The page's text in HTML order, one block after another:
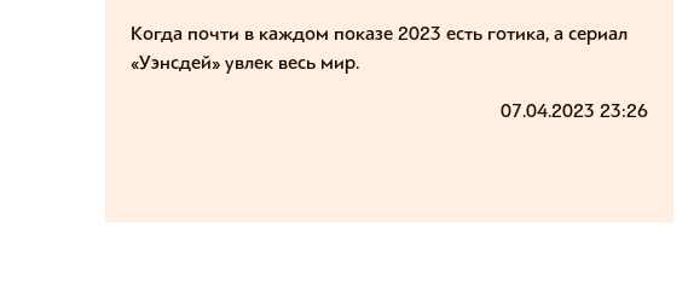
Когда почти в каждом показе 2023 есть готика, а сериал
«Уэнсдей» увлек весь мир.
07.04.2023 23:26